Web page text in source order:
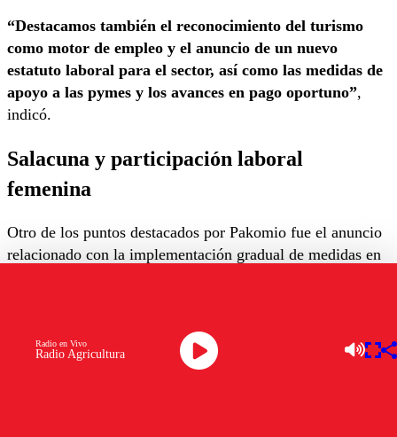
“Destacamos también el reconocimiento del turismo
como motor de empleo y el anuncio de un nuevo
estatuto laboral para el sector, así como las medidas de
apoyo a las pymes y los avances en pago oportuno”,
indicó.
Salacuna y participación laboral
femenina
Otro de los puntos destacados por Pakomio fue el anuncio
relacionado con la implementación gradual de medidas en
generar mejores condiciones para la incorporación de
mujeres al mercado laboral, al tiempo que entrega espacios
Radio Agricultura
Radio en Vivo